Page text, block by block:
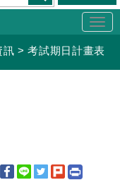
訊 >考試期日計畫表